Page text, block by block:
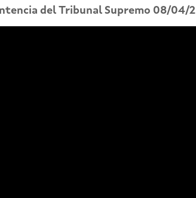
del Tribunal Supremo 08/04/